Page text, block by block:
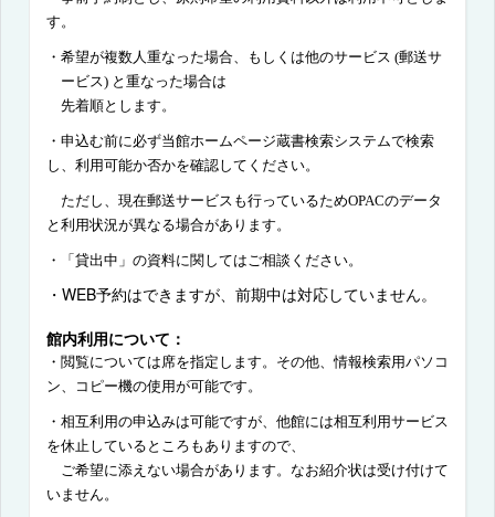
す。
・希望が複数人重なった場合、もしくは他のサービス (郵送サ
ービス) と重なった場合は
先着順とします。
・申込む前に必ず当館ホームページ蔵書検索システムで検索
し、利用可能か否かを確認してください。
ただし、現在郵送サービスも行っているためOPACのデータ
と利用状況が異なる場合があります。
・ 「貸出中」の資料に関してはご相談ください。
・ WEB予約はできますが、前期中は対応していません。
館内利用について：
・ 閲覧については席を指定します。 その他、情報検索用パソコ
ン、コピー機の使用が可能です。
・相互利用の申込みは可能ですが、他館には相互利用サービス
を休止しているところもありますので、
ご希望に添えない場合があります。なお紹介状は受け付けて
いません。